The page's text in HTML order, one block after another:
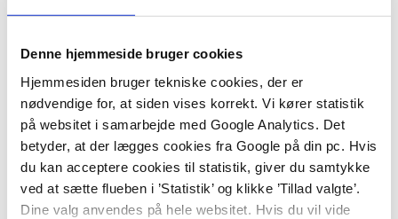
Denne hjemmeside bruger cookies
Hjemmesiden bruger tekniske cookies, der er
nødvendige for, at siden vises korrekt. Vi kører statistik
på websitet i samarbejde med Google Analytics. Det
betyder, at der lægges cookies fra Google på din pc. Hvis
du kan acceptere cookies til statistik, giver du samtykke
ved at sætte flueben i ’Statistik’ og klikke ’Tillad valgte’.
Dine valg anvendes på hele websitet. Hvis du vil vide
Kolonivej 1
DK-4293 Dianalund
+45 58 26 42 00
filadelfia@filadelfia.dk